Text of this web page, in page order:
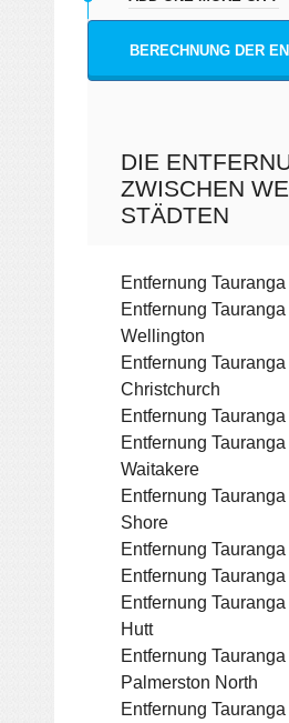
BERECHNUNG DER
DIE
ZWISCHEN
STÄDTEN
Entfernung
Entfernung Tauranga
Wellington
Entfernung Tauranga
Christchurch
Entfernung
Entfernung Tauranga
Waitakere
Entfernung Tauranga
Shore
Entfernung
Entfernung
Entfernung
Hutt
Entfernung Tauranga
Palmerston North
Entfernung